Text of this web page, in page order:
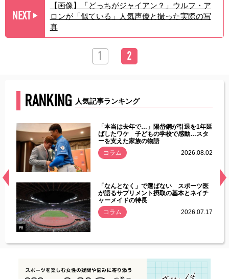
NEXT ▶︎
【画像】「どっちがジャイアン？」ウルフ・ア
ロンが「似ている」人気声優と撮った実際の写
真
1 2
RANKING 人気記事ランキング
常
「本当は去年で…」陽岱鋼が引退を1年延
ばしたワケ 子どもの学校で感動…スタ
ーを支えた家族の物語
コラム
2026.08.02
PR
「なんとなく」で選ばない スポーツ医
が語るサプリメント摂取の基本とネイチ
ャーメイドの特長
コラム
2026.07.17